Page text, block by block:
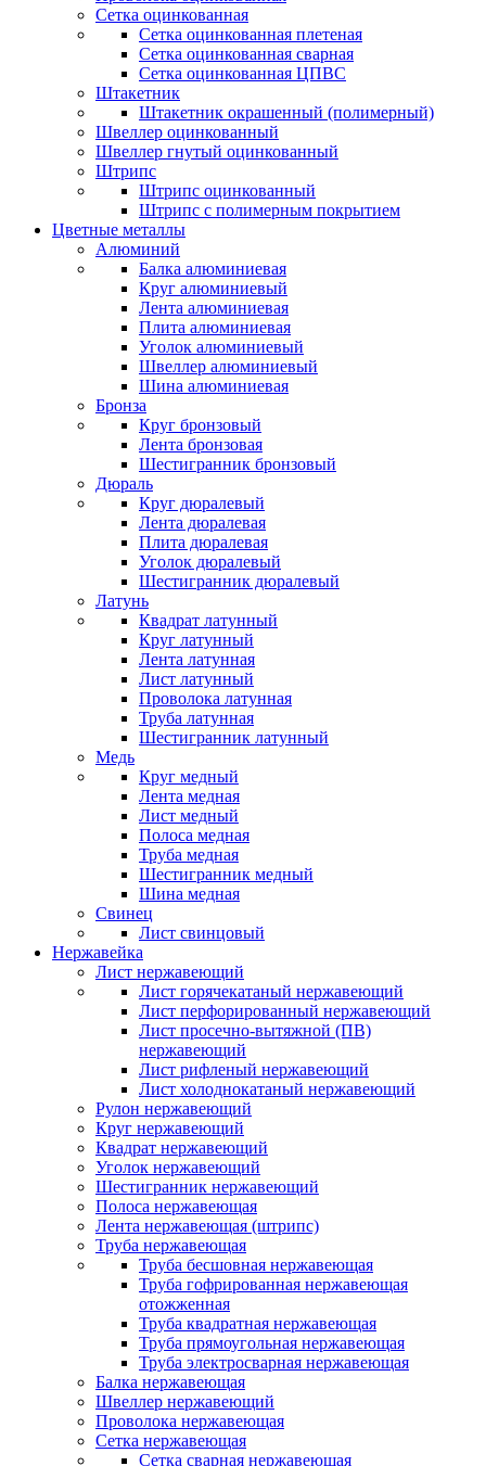
Сетка оцинкованная
Сетка оцинкованная плетеная
Сетка оцинкованная сварная
Сетка оцинкованная ЦПВС
Штакетник
Штакетник окрашенный (полимерный)
Швеллер оцинкованный
Швеллер гнутый оцинкованный
Штрипс
Штрипс оцинкованный
Штрипс с полимерным покрытием
Цветные металлы
Алюминий
Балка алюминиевая
Круг алюминиевый
Лента алюминиевая
Плита алюминиевая
Уголок алюминиевый
Швеллер алюминиевый
Шина алюминиевая
Бронза
Круг бронзовый
Лента бронзовая
Шестигранник бронзовый
Дюраль
Круг дюралевый
Лента дюралевая
Плита дюралевая
Уголок дюралевый
Шестигранник дюралевый
Латунь
Квадрат латунный
Круг латунный
Лента латунная
Лист латунный
Проволока латунная
Труба латунная
Шестигранник латунный
Медь
Круг медный
Лента медная
Лист медный
Полоса медная
Труба медная
Шестигранник медный
Шина медная
Свинец
Лист свинцовый
Нержавейка
Лист нержавеющий
Лист горячекатаный нержавеющий
Лист перфорированный нержавеющий
Лист просечно-вытяжной (ПВ)
нержавеющий
Лист рифленый нержавеющий
Лист холоднокатаный нержавеющий
Рулон нержавеющий
Круг нержавеющий
Квадрат нержавеющий
Уголок нержавеющий
Шестигранник нержавеющий
Полоса нержавеющая
Лента нержавеющая (штрипс)
Труба нержавеющая
Труба бесшовная нержавеющая
Труба гофрированная нержавеющая
отожженная
Труба квадратная нержавеющая
Труба прямоугольная нержавеющая
Труба электросварная нержавеющая
Балка нержавеющая
Швеллер нержавеющий
Проволока нержавеющая
Сетка нержавеющая
Сетка сварная нержавеющая